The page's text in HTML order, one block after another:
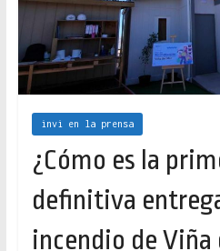
invi en la prensa
¿Cómo es la
definitiva
incendio de Viña